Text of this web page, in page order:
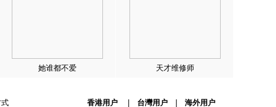
她谁都不爱 天才维修师
香港用户| 台灣用户| 海外用户